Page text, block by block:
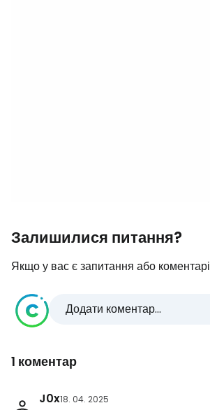
Залишилися питання?
Якщо у вас є запитання або коментарі
Додати коментар...
1 коментар
J0x18. 04. 2025